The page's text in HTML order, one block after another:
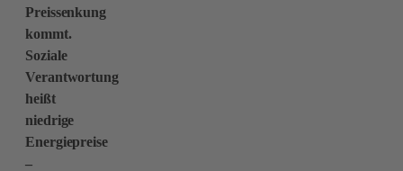
Preissenkung
kommt.
Soziale
Verantwortung
heißt
niedrige
Energiepreise
–